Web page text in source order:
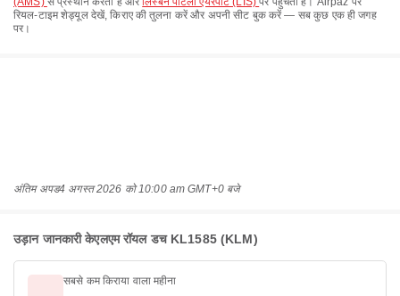
रियल-टाइम शेड्यूल देखें, किराए की तुलना करें और अपनी सीट बुक करें — सब कुछ एक ही जगह
पर।
अंतिम अपड4 अगस्त 2026 को 10:00 am GMT+0 बजे
उड़ान जानकारी केएलएम रॉयल डच KL1585 (KLM)
सबसे कम किराया वाला महीना